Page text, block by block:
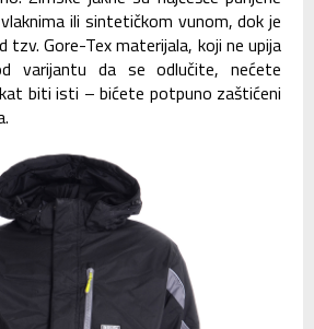
ili sintetičkom vunom, dok je
tzv. Gore-Tex materijala, koji ne upija
varijantu da se odlučite, nećete
biti isti – bićete potpuno zaštićeni